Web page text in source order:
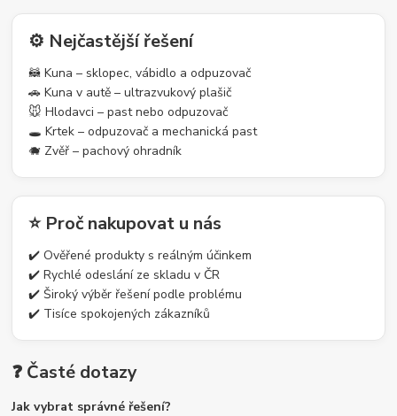
⚙️ Nejčastější řešení
🦝 Kuna – sklopec, vábidlo a odpuzovač
🚗 Kuna v autě – ultrazvukový plašič
🐭 Hlodavci – past nebo odpuzovač
🕳️ Krtek – odpuzovač a mechanická past
🐗 Zvěř – pachový ohradník
⭐ Proč nakupovat u nás
✔️ Ověřené produkty s reálným účinkem
✔️ Rychlé odeslání ze skladu v ČR
✔️ Široký výběr řešení podle problému
✔️ Tisíce spokojených zákazníků
❓ Časté dotazy
Jak vybrat správné řešení?